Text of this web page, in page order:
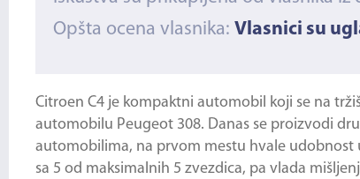
Opšta ocena vlasnika: Vlasnici su
Citroen C4 je kompaktni automobil koji se na
automobilu Peugeot 308. Danas se proizvodi
automobilima, na prvom mestu hvale udobnost
sa 5 od maksimalnih 5 zvezdica, pa vlada